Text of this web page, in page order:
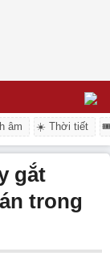
âm ☀️ Thời tiết
gắt
trong